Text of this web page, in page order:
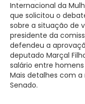
Internacional da
que solicitou o
sobre a situação de
presidente da
defendeu a
deputado Marçal
salário entre
Mais detalhes com a
Senado.